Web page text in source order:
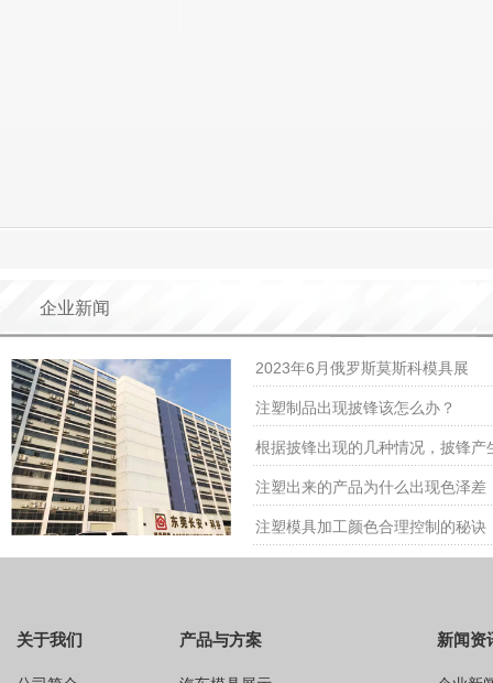
企业新闻
2023年6月俄罗斯莫斯科模具展
注塑制品出现披锋该怎么办？
根据披锋出现的几种情况，披锋产
注塑出来的产品为什么出现色泽差
注塑模具加工颜色合理控制的秘诀
关于我们 产品与方案 新闻资